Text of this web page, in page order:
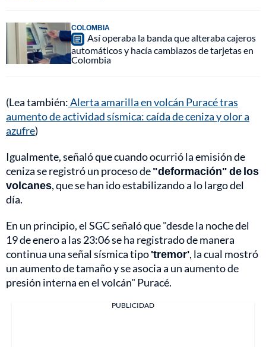
COLOMBIA
Así operaba la banda que alteraba cajeros
automáticos y hacía cambiazos de tarjetas en
Colombia
(Lea también:Alerta amarilla en volcán Puracé tras
aumento de actividad sísmica: caída de ceniza y olor a
azufre)
Igualmente, señaló que cuando ocurrió la emisión de
ceniza se registró un proceso de"deformación" de los
volcanes, que se han ido estabilizando a lo largo del
día.
En un principio, el SGC señaló que "desde la noche del
19 de enero a las 23:06 se ha registrado de manera
continua una señal sísmica tipo'tremor', la cual mostró
un aumento de tamaño y se asocia a un aumento de
presión interna en el volcán" Puracé.
PUBLICIDAD